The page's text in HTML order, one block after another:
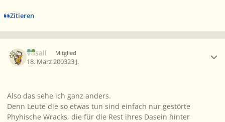
Zitieren
Vasall Mitglied
18. März 200323 J.
Also das sehe ich ganz anders.
Denn Leute die so etwas tun sind einfach nur gestörte
Phyhische Wracks, die für die Rest ihres Dasein hinter